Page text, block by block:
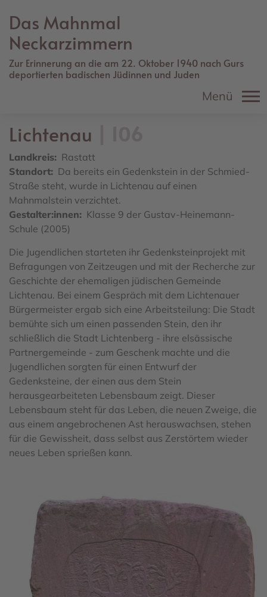
zum
Inhalt
Das Mahnmal
Neckarzimmern
Zur Erinnerung an die am 22. Oktober 1940 nach Gurs
deportierten badischen Jüdinnen und Juden
Menü
Lichtenau
Landkreis
Rastatt
Standort
Da bereits ein Gedenkstein in der Schmied-
Straße steht, wurde in Lichtenau auf einen
Mahnmalstein verzichtet.
Gestalter:innen
Klasse 9 der Gustav-Heinemann-
Schule (2005)
Die Jugendlichen starteten ihr Gedenksteinprojekt mit
Befragungen von Zeitzeugen und mit der Recherche zur
Geschichte der ehemaligen jüdischen Gemeinde
Lichtenau. Bei einem Gespräch mit dem Lichtenauer
Bürgermeister ergab sich eine Arbeitsteilung: Die Stadt
bemühte sich um einen passenden Stein, den ihr
schließlich die Stadt Lichtenberg - ihre elsässische
Partnergemeinde - zum Geschenk machte und die
Jugendlichen sorgten für einen Entwurf der
Gedenksteine, der einen aus dem Stein
herausgearbeiteten Lebensbaum zeigt. Dieser
Lebensbaum steht für das Leben, die neuen Zweige, die
aus einem angebrochenen Ast herauswachsen, stehen
für die Gewissheit, dass selbst aus Zerstörtem wieder
neues Leben sprießen kann.